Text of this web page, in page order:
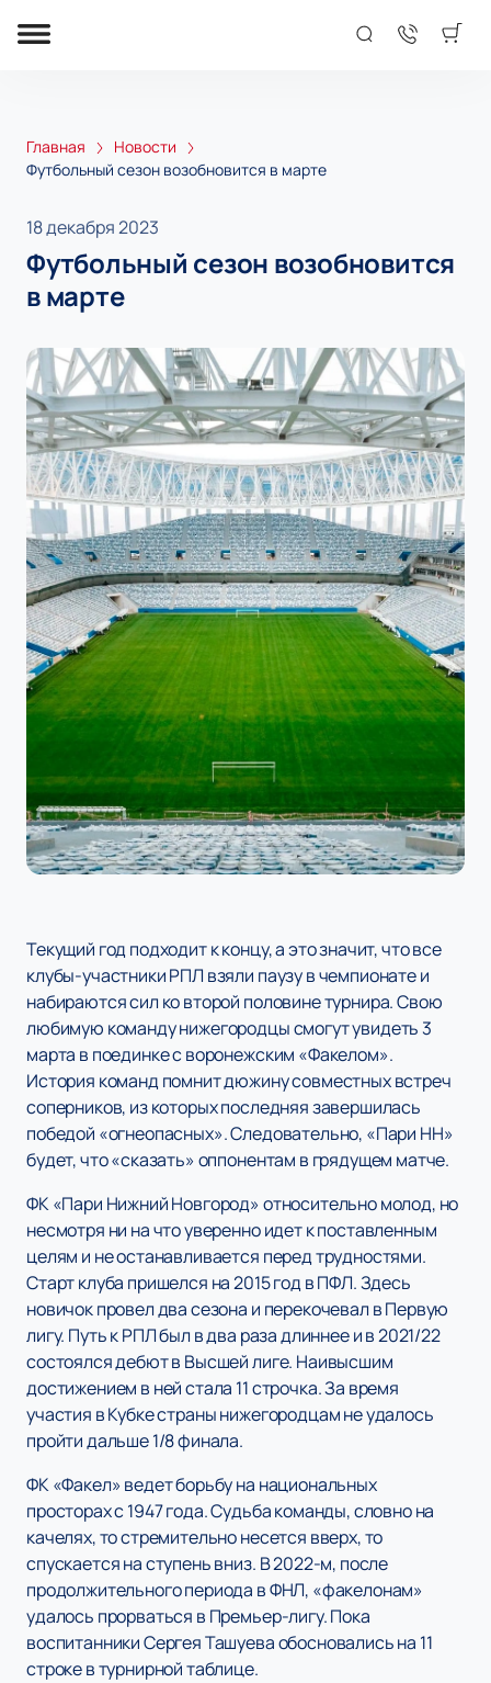
Главная
Новости
Футбольный сезон возобновится в марте
18 декабря 2023
Футбольный сезон возобновится
в марте
Текущий год подходит к концу, а это значит, что все
клубы-участники РПЛ взяли паузу в чемпионате и
набираются сил ко второй половине турнира. Свою
любимую команду нижегородцы смогут увидеть 3
марта в поединке с воронежским «Факелом».
История команд помнит дюжину совместных встреч
соперников, из которых последняя завершилась
победой «огнеопасных». Следовательно, «Пари НН»
будет, что «сказать» оппонентам в грядущем матче.
ФК «Пари Нижний Новгород» относительно молод, но
несмотря ни на что уверенно идет к поставленным
целям и не останавливается перед трудностями.
Старт клуба пришелся на 2015 год в ПФЛ. Здесь
новичок провел два сезона и перекочевал в Первую
лигу. Путь к РПЛ был в два раза длиннее и в 2021/22
состоялся дебют в Высшей лиге. Наивысшим
достижением в ней стала 11 строчка. За время
участия в Кубке страны нижегородцам не удалось
пройти дальше 1/8 финала.
ФК «Факел» ведет борьбу на национальных
просторах с 1947 года. Судьба команды, словно на
качелях, то стремительно несется вверх, то
спускается на ступень вниз. В 2022-м, после
продолжительного периода в ФНЛ, «факелонам»
удалось прорваться в Премьер-лигу. Пока
воспитанники Сергея Ташуева обосновались на 11
строке в турнирной таблице.